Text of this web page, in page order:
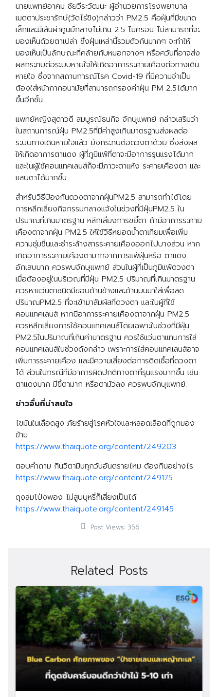
นายแพทย์อาคม ชัยวีระวัฒนะ ผู้อำนวยการโรงพยาบาล
เมตตาประชารักษ์(วัดไร่ขิง)กล่าวว่า PM2.5 คือฝุ่นที่มีขนาด
เล็กและมีเส้นผ่าศูนย์กลางไม่เกิน 2.5 ไมครอน ไม่สามารถที่จะ
มองเห็นด้วยตาเปล่า ซึ่งฝุ่นเหล่านี้รวมตัวกันมากๆ จะทำให้
มองเห็นเป็นลักษณะที่คล้ายกับหมอกจางๆ หรือควันที่อาจส่ง
ผลกระทบต่อระบบหายใจให้เกิดอาการระคายเคืองต่อทางเดิน
หายใจ ซึ่งจากสถานการณ์โรค Covid-19 ที่มีความจำเป็น
ต้องใส่หน้ากากอนามัยที่สามารถกรองค่าฝุ่น PM 2.5ได้มาก
ขึ้นอีกชั้น
แพทย์หญิงสุดาวดี สมบูรณ์ธนกิจ จักษุแพทย์ กล่าวเสริมว่า
ในสถานการณ์ฝุ่น PM2.5ที่มีค่าสูงเกินมาตรฐานส่งผลต่อ
ระบบทางเดินหายใจแล้ว ยังกระทบต่อดวงตาด้วย ซึ่งส่งผล
ให้เกิดอาการตาแดง ผู้ที่ภูมิแพ้ที่ตาจะมีอาการรุนแรงได้มาก
และในผู้ใช้คอนแทคเลนส์ก็จะมีภาวะตาแห้ง ระคายเคืองตา และ
แสบตาได้มากขึ้น
สำหรับวิธีป้องกันดวงตาจากฝุ่นPM2.5 สามารถทำได้โดย
การหลีกเลี่ยงกิจกรรมกลางแจ้งในช่วงที่มีฝุ่นPM2.5 ใน
ปริมาณที่เกินมาตรฐาน หลีกเลี่ยงการขยี้ตา ถ้ามีอาการระคาย
เคืองตาจากฝุ่น PM2.5 ให้ใช้วิธีหยอดน้ำตาเทียมเพื่อเพิ่ม
ความชุ่มชื่นและชำระล้างสารระคายเคืองออกไปบางส่วน หาก
เกิดอาการระคายเคืองตามากจากการแพ้ฝุ่นหรือ ตาแดง
อักเสบมาก ควรพบจักษุแพทย์ ส่วนในผู้ที่เป็นภูมิแพ้ดวงตา
เมื่อต้องอยู่ในบริเวณที่มีฝุ่น PM2.5 ปริมาณที่เกินมาตรฐาน
ควรหาแว่นตาชนิดมีขอบด้านข้างและด้านบนมาใส่เพื่อลด
ปริมาณPM2.5 ที่จะเข้ามาสัมผัสที่ดวงตา และในผู้ที่ใช้
คอนแทคเลนส์ หากมีอาการระคายเคืองตาจากฝุ่น PM2.5
ควรหลีกเลี่ยงการใช้คอนแทคเลนส์โดยเฉพาะในช่วงที่มีฝุ่น
PM2.5ในปริมาณที่เกินค่ามาตรฐาน ควรใช้แว่นตาแทนการใส่
คอนแทคเลนส์ในช่วงดังกล่าว เพราะการใส่คอนแทคเลนส์อาจ
เพิ่มการระคายเคือง และมีความเสี่ยงต่อการติดเชื้อที่ดวงตา
ได้ ส่วนในกรณีที่มีอาการผิดปกติทางตาที่รุนแรงมากขึ้น เช่น
ตาแดงมาก มีขี้ตามาก หรือตามัวลง ควรพบจักษุแพทย์.
ข่าวอื่นที่น่าสนใจ
ไขมันในเลือดสูง ภัยร้ายสู่โรคหัวใจและหลอดเลือดที่ถูกมอง
ข้าม
https://www.thaiquote.org/content/249203
ตอบคำถาม กินวิตามินทุกวันอันตรายไหม ต้องกินอย่างไร
https://www.thaiquote.org/content/249175
ถุงลมโป่งพอง ไม่สูบบุหรี่ก็เสี่ยงเป็นได้
https://www.thaiquote.org/content/249145
Post Views: 356
Related Posts